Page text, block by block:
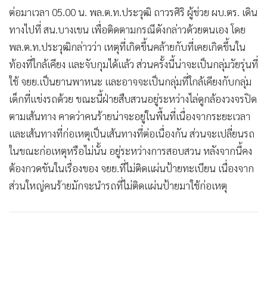
• กีฬา
• ต่างประเทศ
• Special Scoop
• เศรษฐกิจ-ธุรกิจ
• จีน
• ชุมชน-คุณภาพชีวิต
• อาชญากรรม
• Motoring
• เกม
• วิทยาศาสตร์
• SMEs
• หุ้น
ต่อมาเวลา 05.00 น. พล.ต.ท.ประวุฒิ ถาวรศิริ ผู้ช่วย ผบ.ตร. เดิน
ทางไปที่ สน.บางเขน เพื่อติดตามกรณีดังกล่าวด้วยตนเอง โดย
พล.ต.ท.ประวุฒิกล่าวว่า เหตุที่เกิดขึ้นคล้ายกับที่เคยเกิดขึ้นใน
ท้องที่ใกล้เคียง และจับกุมได้แล้ว ส่วนครั้งนี้น่าจะเป็นกลุ่มวัยรุ่นที่
ใช้ จยย.เป็นยานพาหนะ และอาจจะเป็นกลุ่มที่ใกล้เคียงกับกลุ่ม
เด็กที่แข่งรถด้วย ขณะนี้ฝ่ายสืบสวนอยู่ระหว่างไล่ดูกล้องวงจรปิด
ตามเส้นทาง คาดว่าคนร้ายน่าจะอยู่ในพื้นที่เนื่องจากระยะเวลา
และเส้นทางที่ก่อเหตุเป็นเส้นทางที่ต่อเนื่องกัน ส่วนจะเปลี่ยนรถ
ในขณะก่อเหตุหรือไม่นั้น อยู่ระหว่างการสอบสวน หลังจากนี้คง
ต้องกวดขันในเรื่องของ จยย.ที่ไม่ติดแผ่นป้ายทะเบียน เนื่องจาก
ส่วนใหญ่คนร้ายมักจะนำรถที่ไม่ติดแผ่นป้ายมาใช้ก่อเหตุ